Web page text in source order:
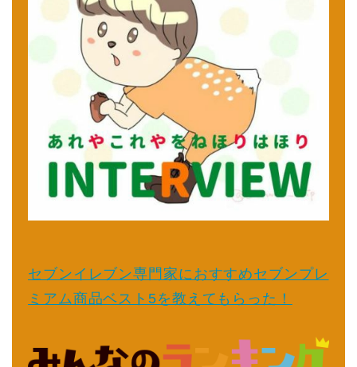
セブンイレブン専門家におすすめセブンプレ
ミアム商品ベスト5を教えてもらった！